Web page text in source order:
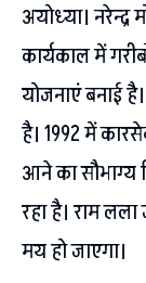
अयोध्या। नरेन्द्र
कार्यकाल में
योजनाएं बनाई
है। 1992 में
आने का सौभाग्य
रहा है। राम
मय हो जाएगा।